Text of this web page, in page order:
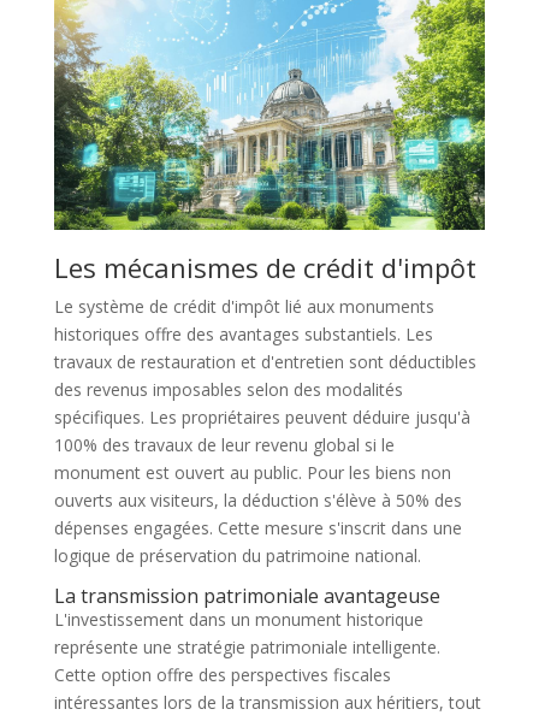
Les mécanismes de crédit d'impôt
Le système de crédit d'impôt lié aux monuments
historiques offre des avantages substantiels. Les
travaux de restauration et d'entretien sont déductibles
des revenus imposables selon des modalités
spécifiques. Les propriétaires peuvent déduire jusqu'à
100% des travaux de leur revenu global si le
monument est ouvert au public. Pour les biens non
ouverts aux visiteurs, la déduction s'élève à 50% des
dépenses engagées. Cette mesure s'inscrit dans une
logique de préservation du patrimoine national.
La transmission patrimoniale avantageuse
L'investissement dans un monument historique
représente une stratégie patrimoniale intelligente.
Cette option offre des perspectives fiscales
intéressantes lors de la transmission aux héritiers, tout